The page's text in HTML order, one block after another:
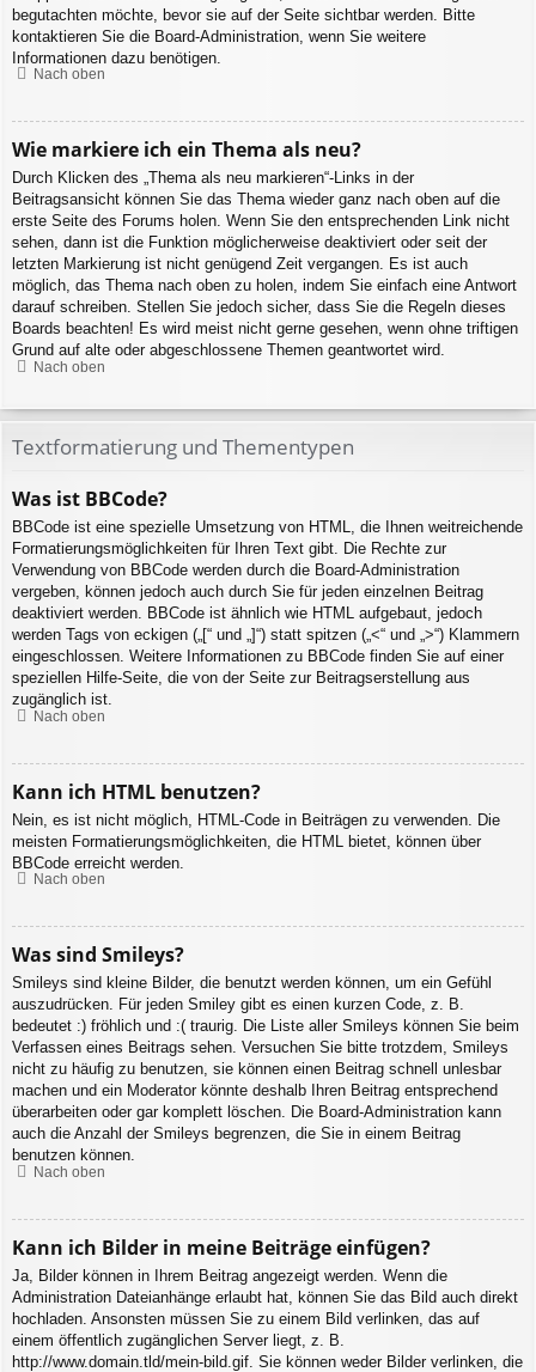
begutachten möchte, bevor sie auf der Seite sichtbar werden. Bitte
kontaktieren Sie die Board-Administration, wenn Sie weitere
Informationen dazu benötigen.
Nach oben
Wie markiere ich ein Thema als neu?
Durch Klicken des „Thema als neu markieren“-Links in der
Beitragsansicht können Sie das Thema wieder ganz nach oben auf die
erste Seite des Forums holen. Wenn Sie den entsprechenden Link nicht
sehen, dann ist die Funktion möglicherweise deaktiviert oder seit der
letzten Markierung ist nicht genügend Zeit vergangen. Es ist auch
möglich, das Thema nach oben zu holen, indem Sie einfach eine Antwort
darauf schreiben. Stellen Sie jedoch sicher, dass Sie die Regeln dieses
Boards beachten! Es wird meist nicht gerne gesehen, wenn ohne triftigen
Grund auf alte oder abgeschlossene Themen geantwortet wird.
Nach oben
Textformatierung und Thementypen
Was ist BBCode?
BBCode ist eine spezielle Umsetzung von HTML, die Ihnen weitreichende
Formatierungsmöglichkeiten für Ihren Text gibt. Die Rechte zur
Verwendung von BBCode werden durch die Board-Administration
vergeben, können jedoch auch durch Sie für jeden einzelnen Beitrag
deaktiviert werden. BBCode ist ähnlich wie HTML aufgebaut, jedoch
werden Tags von eckigen („[“ und „]“) statt spitzen („<“ und „>“) Klammern
eingeschlossen. Weitere Informationen zu BBCode finden Sie auf einer
speziellen Hilfe-Seite, die von der Seite zur Beitragserstellung aus
zugänglich ist.
Nach oben
Kann ich HTML benutzen?
Nein, es ist nicht möglich, HTML-Code in Beiträgen zu verwenden. Die
meisten Formatierungsmöglichkeiten, die HTML bietet, können über
BBCode erreicht werden.
Nach oben
Was sind Smileys?
Smileys sind kleine Bilder, die benutzt werden können, um ein Gefühl
auszudrücken. Für jeden Smiley gibt es einen kurzen Code, z. B.
bedeutet :) fröhlich und :( traurig. Die Liste aller Smileys können Sie beim
Verfassen eines Beitrags sehen. Versuchen Sie bitte trotzdem, Smileys
nicht zu häufig zu benutzen, sie können einen Beitrag schnell unlesbar
machen und ein Moderator könnte deshalb Ihren Beitrag entsprechend
überarbeiten oder gar komplett löschen. Die Board-Administration kann
auch die Anzahl der Smileys begrenzen, die Sie in einem Beitrag
benutzen können.
Nach oben
Kann ich Bilder in meine Beiträge einfügen?
Ja, Bilder können in Ihrem Beitrag angezeigt werden. Wenn die
Administration Dateianhänge erlaubt hat, können Sie das Bild auch direkt
hochladen. Ansonsten müssen Sie zu einem Bild verlinken, das auf
einem öffentlich zugänglichen Server liegt, z. B.
http://www.domain.tld/mein-bild.gif. Sie können weder Bilder verlinken, die